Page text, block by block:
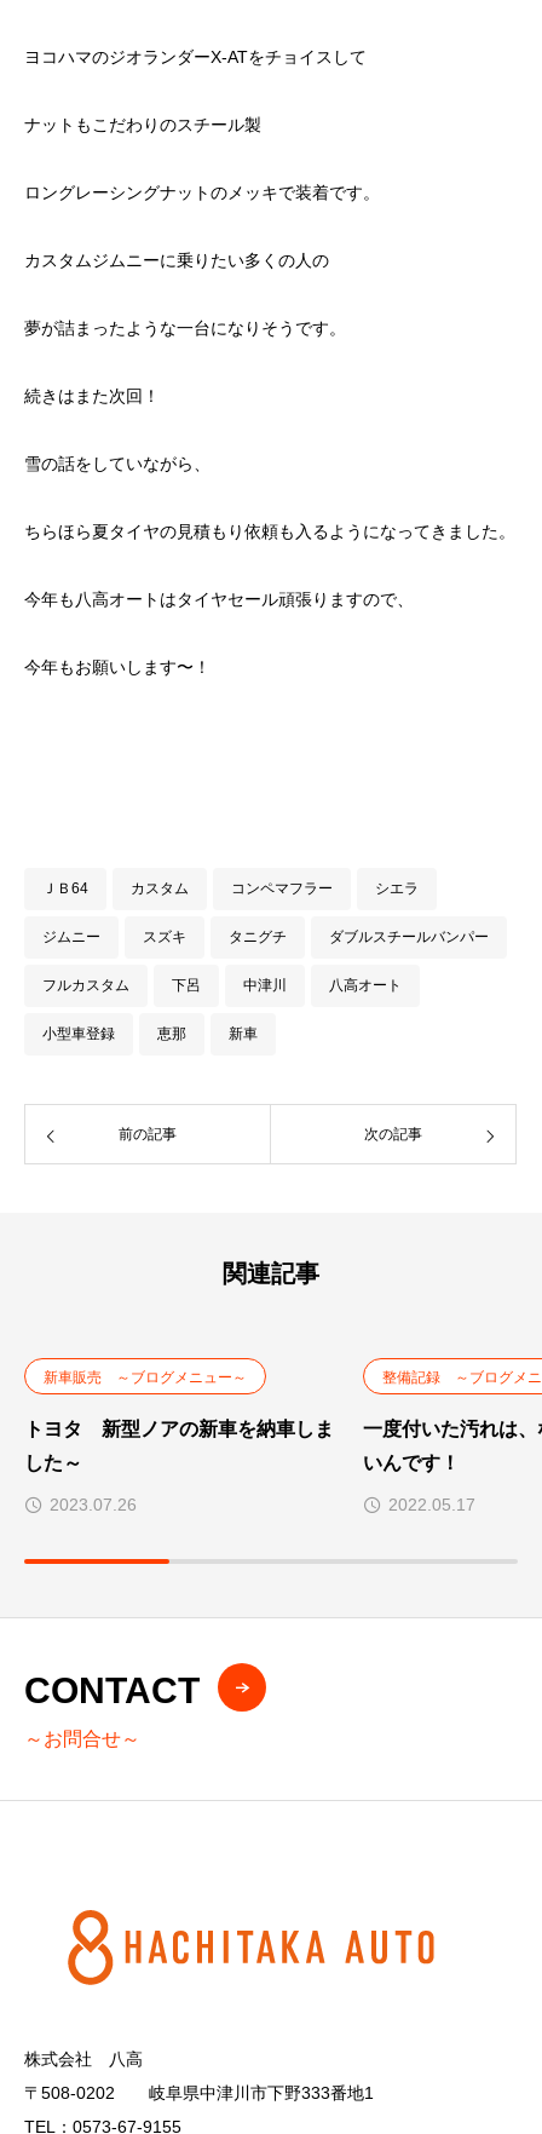
ヨコハマのジオランダーX-ATをチョイスして
ナットもこだわりのスチール製
ロングレーシングナットのメッキで装着です。
カスタムジムニーに乗りたい多くの人の
夢が詰まったような一台になりそうです。
続きはまた次回！
雪の話をしていながら、
ちらほら夏タイヤの見積もり依頼も入るようになってきました。
今年も八高オートはタイヤセール頑張りますので、
今年もお願いします〜！
ＪＢ64 カスタム コンペマフラー シエラ
ジムニー スズキ タニグチ ダブルスチールバンパー
フルカスタム 下呂 中津川 八高オート
小型車登録 恵那 新車
前の記事 次の記事
関連記事
新車販売 ～ブログメニュー～
トヨタ 新型ノアの新車を納車しま
した～
2023.07.26
整備記録 ～ブログメ
一度付いた汚れは
いんです！
2022.05.17
CONTACT
～お問合せ～
株式会社 八高
〒508-0202 岐阜県中津川市下野333番地1
TEL：0573-67-9155